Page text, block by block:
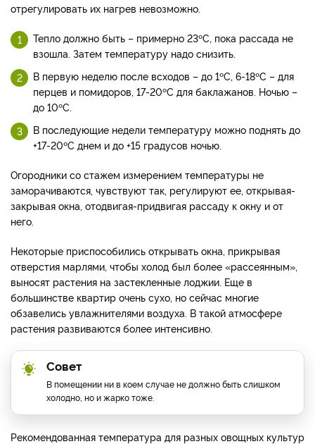
отрегулировать их нагрев невозможно.
Тепло должно быть – примерно 23ºС, пока рассада не
взошла. Затем температуру надо снизить.
В первую неделю после всходов – до 1ºС, 6-18ºС – для
перцев и помидоров, 17-20ºС для баклажанов. Ночью –
до 10ºС.
В последующие недели температуру можно поднять до
+17-20ºС днем и до +15 градусов ночью.
Огородники со стажем измерением температуры не
заморачиваются, чувствуют так, регулируют ее, открывая-
закрывая окна, отодвигая-придвигая рассаду к окну и от
него.
Некоторые приспособились открывать окна, прикрывая
отверстия марлями, чтобы холод был более «рассеянным»,
выносят растения на застекленные лоджии. Еще в
большинстве квартир очень сухо, но сейчас многие
обзавелись увлажнителями воздуха. В такой атмосфере
растения развиваются более интенсивно.
Совет
В помещении ни в коем случае не должно быть слишком
холодно, но и жарко тоже.
Рекомендованная температура для разных овощных культур